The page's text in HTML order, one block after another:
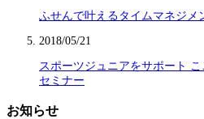
ふせんで叶えるタイムマネジメ
2018/05/21
スポーツジュニアをサポート
セミナー
お知らせ